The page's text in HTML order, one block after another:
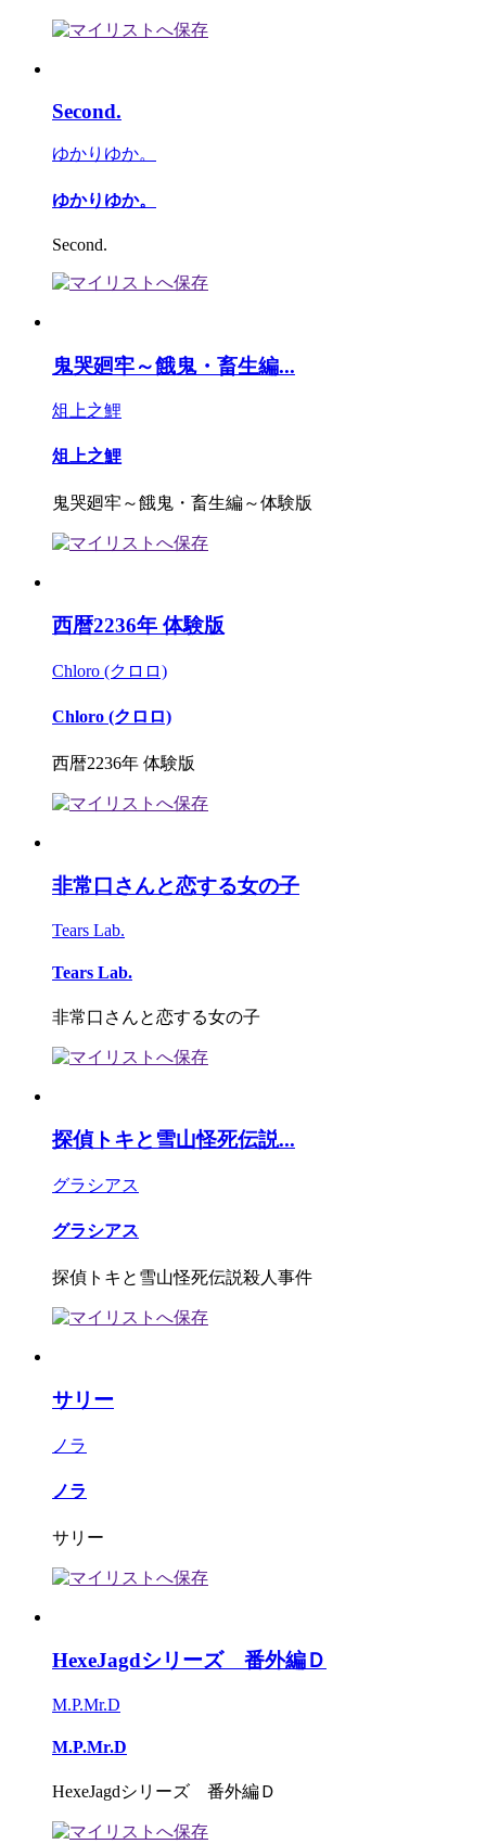
Second.
ゆかりゆか。
ゆかりゆか。
Second.
鬼哭廻牢～餓鬼・畜生編...
俎上之鯉
俎上之鯉
鬼哭廻牢～餓鬼・畜生編～体験版
西暦2236年 体験版
Chloro (クロロ)
Chloro (クロロ)
西暦2236年 体験版
非常口さんと恋する女の子
Tears Lab.
Tears Lab.
非常口さんと恋する女の子
探偵トキと雪山怪死伝説...
グラシアス
グラシアス
探偵トキと雪山怪死伝説殺人事件
サリー
ノラ
ノラ
サリー
HexeJagdシリーズ 番外編Ｄ
M.P.Mr.D
M.P.Mr.D
HexeJagdシリーズ 番外編Ｄ